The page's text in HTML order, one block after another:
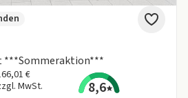
***Sommeraktion***
€
MwSt.
8,6